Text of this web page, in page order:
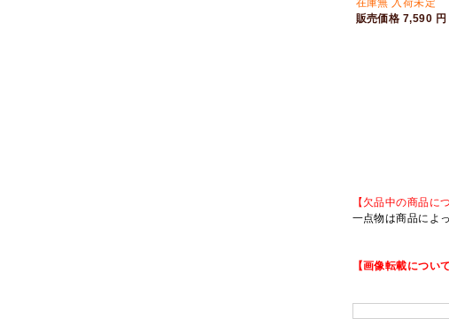
販売価格 7,590 円
【欠品中の商品に
一点物は商品によ
【画像転載について